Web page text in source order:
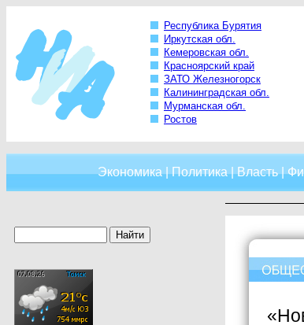
Республика Бурятия
Иркутская обл.
Кемеровская обл.
Красноярский край
ЗАТО Железногорск
Калининградская обл.
Мурманская обл.
Ростов
Экономика|Политика|Власть|